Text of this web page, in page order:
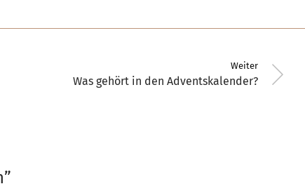
Weiter
Was gehört in den Adventskalender?
”